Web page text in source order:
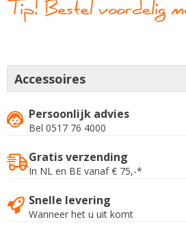
Accessoires
Persoonlijk advies
Bel 0517 76 4000
Gratis verzending
In NL en BE vanaf € 75,-*
Snelle levering
Wanneer het u uit komt